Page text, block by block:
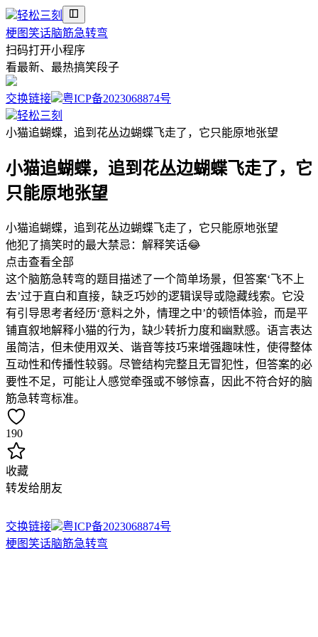
轻松三刻
梗图笑话脑筋急转弯
扫码打开小程序
看最新、最热搞笑段子
交换链接
粤ICP备2023068874号
轻松三刻
小猫追蝴蝶，追到花丛边蝴蝶飞走了，它只能原地张望
小猫追蝴蝶，追到花丛边蝴蝶飞走了，它
只能原地张望
小猫追蝴蝶，追到花丛边蝴蝶飞走了，它只能原地张望
他犯了搞笑时的最大禁忌：解释笑话😂
点击查看全部
这个脑筋急转弯的题目描述了一个简单场景，但答案‘飞不上
去’过于直白和直接，缺乏巧妙的逻辑误导或隐藏线索。它没
有引导思考者经历‘意料之外，情理之中’的顿悟体验，而是平
铺直叙地解释小猫的行为，缺少转折力度和幽默感。语言表达
虽简洁，但未使用双关、谐音等技巧来增强趣味性，使得整体
互动性和传播性较弱。尽管结构完整且无冒犯性，但答案的必
要性不足，可能让人感觉牵强或不够惊喜，因此不符合好的脑
筋急转弯标准。
190
收藏
转发给朋友
交换链接
粤ICP备2023068874号
梗图笑话脑筋急转弯